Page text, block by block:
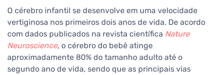
O cérebro infantil se desenvolve em uma velocidade
vertiginosa nos primeiros dois anos de vida. De acordo
com dados publicados na revista científica Nature
Neuroscience, o cérebro do bebê atinge
aproximadamente 80% do tamanho adulto até o
segundo ano de vida, sendo que as principais vias